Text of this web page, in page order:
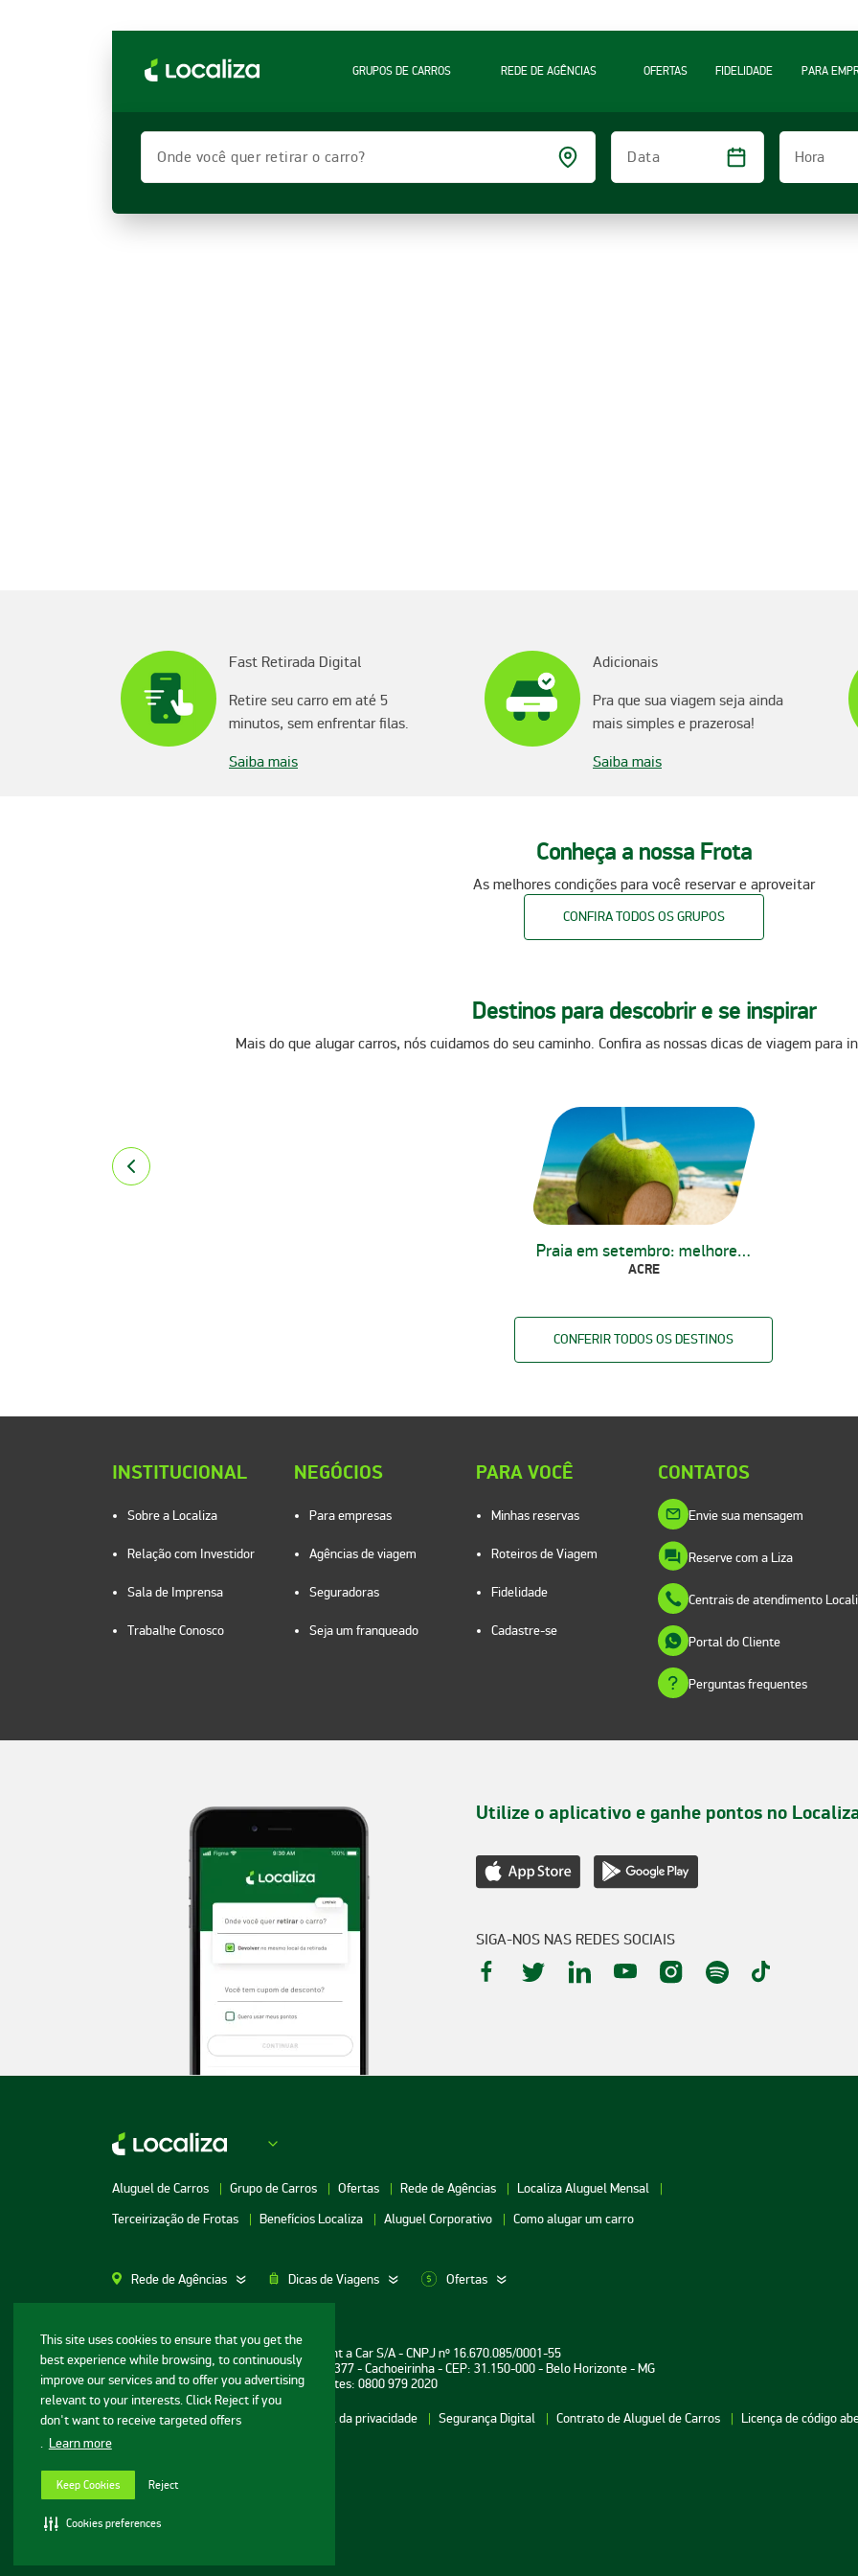
This site uses cookies to ensure that you get the
best experience while browsing, to continuously
improve our services and to offer you advertising
relevant to your interests. Click Reject if you
don't want to receive targeted offers
. Learn more
Keep Cookies Reject
Cookies preferences
GRUPOS DE CARROS REDE DE AGÊNCIAS OFERTAS FIDELIDADE PARA
Onde você quer retirar o carro? Data
Hora
Fast Retirada Digital
Retire seu carro em até 5
minutos, sem enfrentar filas.
Saiba mais
Adicionais
Pra que sua viagem seja ainda
mais simples e prazerosa!
Saiba mais
Conheça a nossa Frota
As melhores condições para você reservar e aproveitar
CONFIRA TODOS OS GRUPOS
Destinos para descobrir e se inspirar
Mais do que alugar carros, nós cuidamos do seu caminho. Confira as nossas dicas de viagem para
Praia em setembro: melhores dicas
ACRE
CONFERIR TODOS OS DESTINOS
INSTITUCIONAL
Sobre a Localiza
Relação com Investidor
Sala de Imprensa
Trabalhe Conosco
NEGÓCIOS
Para empresas
Agências de viagem
Seguradoras
Seja um franqueado
PARA VOCÊ
Minhas reservas
Roteiros de Viagem
Fidelidade
Cadastre-se
CONTATOS
Envie sua mensagem
Reserve com a Liza
Centrais de atendimento
Portal do Cliente
Perguntas frequentes
Utilize o aplicativo e ganhe pontos no
SIGA-NOS NAS REDES SOCIAIS
Aluguel de Carros Grupo de Carros Ofertas Rede de Agências
Localiza Aluguel Mensal
Terceirização de Frotas
Benefícios Localiza Aluguel Corporativo Como alugar um carro
Rede de Agências Dicas de Viagens Ofertas
Aluguel de Carros SP
Aluguel de Carros Porto Alegre
Aluguel de Carros RJ
Aluguel de Carros BH
Seguro
Aluguel de Carros Cuiabá
Aluguel de Carros Goiânia
Aluguel de Carros Guarulhos
Aluguel de Carros Natal
Aluguel de Carros Salvador
Aluguel de Carros Aracaju
Aluguel de Carros
Informações ao consumidor: Localiza Rent a Car S/A - CNPJ nº 16.670.085/0001-55
Sede: Avenida Bernardo Vasconcelos, n° 377 - Cachoeirinha - CEP: 31.150-000 - Belo Horizonte - MG
Central de Reservas e Assistência a Clientes: 0800 979 2020
Mapa do site Termos de uso Portal da privacidade Segurança Digital Contrato de Aluguel de Carros
Licença de código
Configurações de cookies